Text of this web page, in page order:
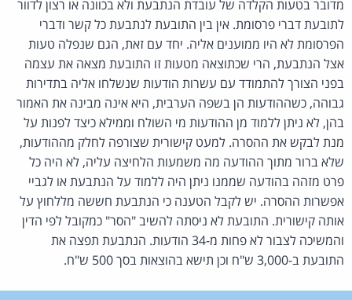
מדובר בטעות הקלדה של עובדת הנתבעת ולא בכוונה או רצון לדוור
לתובעת דברי פרסומת. אין בין התובעת לנתבעת כל קשר ודברי
הפרסומת לא היו ממוענים אליה. יחד עם זאת, הגם שנפלה טעות
אצל הנתבעת, הרי שכתוצאה מטעות זו התובעת מצאה את עצמה
בפני הצורך להתמודד עם עשרות הודעות שנשלחו אליה בתדירות
גבוהה, כשההודעות הן בשפה הערבית, היא אינה מבינה את האמור
בהן, לא ניתן ללמוד מן ההודעות מי השולח וממילא כיצד לפנות על
מנת לבקש את ההסרה. למעט קישורית שצורפה לחלק מההודעות,
שלא ברור מתוך ההודעה מה משמעות הלחיצה עליה, לא היה כל
פרט מזהה בהודעה שממנו ניתן היה ללמוד על הנתבעת או לגביי
אפשרות ההסרה. יש לקבל הטענה כי הנתבעת חששה מללחוץ על
אותה קישורית. התובעת לא ניסתה להשיב "הסר" כמקובל לפי הדין
והמשיכה לצבור לא פחות מ-34 הודעות. הנתבעת תפצה את
התובעת ב-3,000 ש"ח וכן תישא בהוצאות בסך 500 ש"ח.